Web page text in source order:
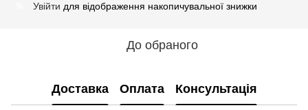
Увійти для відображення накопичувальної знижки
До обраного
Доставка Оплата Консультація